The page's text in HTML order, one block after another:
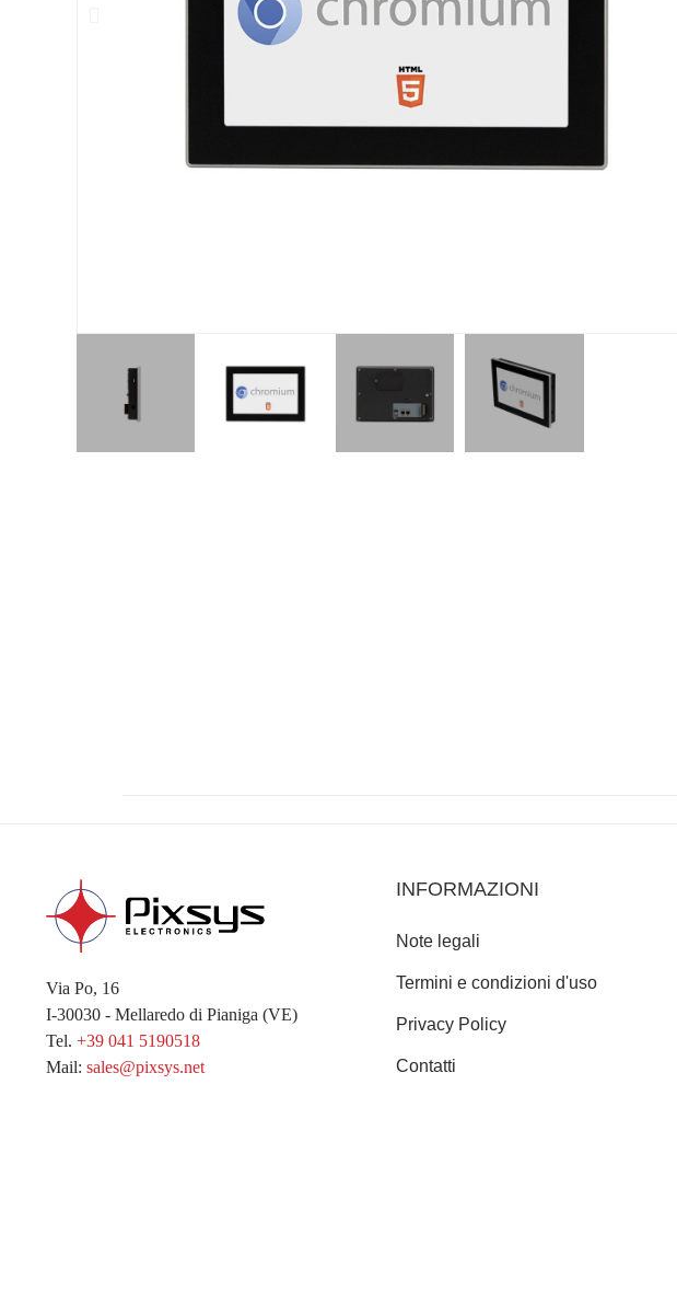
Via Po, 16
I-30030 - Mellaredo di Pianiga (VE)
Tel. +39 041 5190518
Mail: sales@pixsys.net
INFORMAZIONI
Note legali
Termini e condizioni d'uso
Privacy Policy
Contatti